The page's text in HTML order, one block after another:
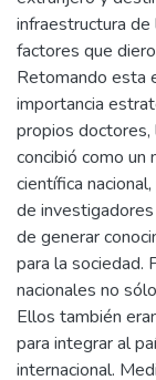
infraestructura
factores que
Retomando esta
importancia
propios doctores,
concibió como un
científica
de
de generar
para la sociedad.
nacionales no
Ellos también
para integrar al
internacional.